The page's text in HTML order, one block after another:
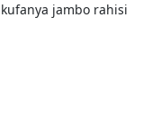
jambo rahisi